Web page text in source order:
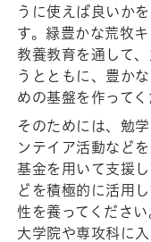
うに使えば良いか
す。緑豊かな荒牧
教養教育を通して
うとともに、豊か
めの基盤を作ってく
そのためには、勉
ンテイア活動など
基金を用いて支援
どを積極的に活用
性を養ってください
大学院や専攻科に